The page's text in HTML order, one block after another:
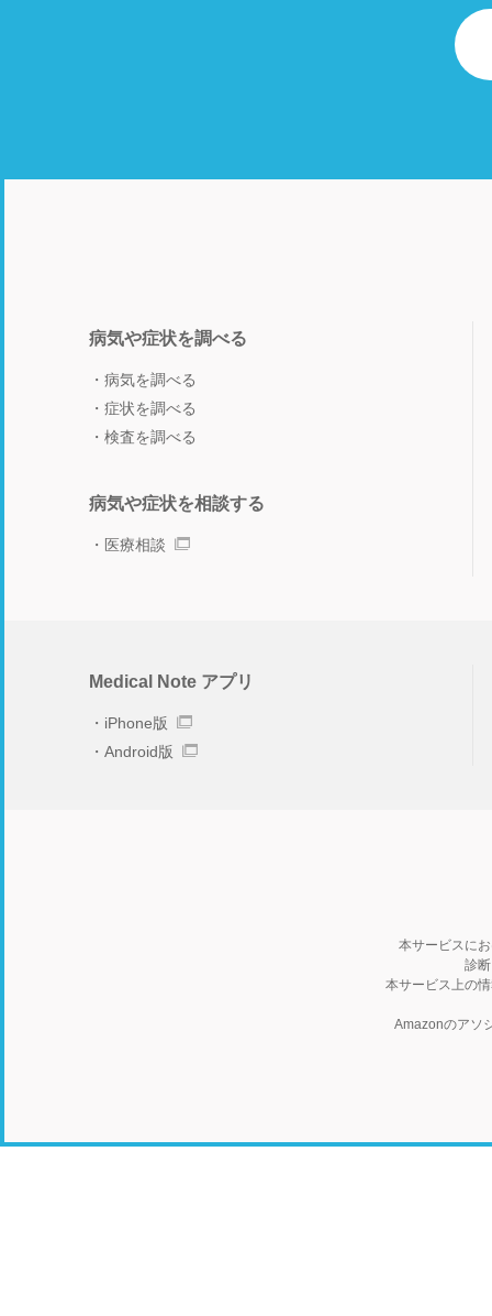
病気や症状を調べる
病気を調べる
症状を調べる
検査を調べる
病気や症状を相談する
医療相談
Medical Note アプリ
iPhone版
Android版
本サービスに
診
本サービス上の
Amazonのアソ